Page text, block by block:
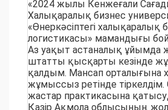
«2024 жылы Кенжеғали
Халықаралық бизнес
«Өнеркәсіптегі халықаралық
логистикасы» мамандығы
Аз уақыт астаналық ұйымда
штатты қысқарты кезінде
қалдым. Мансап орталығына
жұмыссыз ретінде
жастар практикасына
Қазір Ақмола облысының